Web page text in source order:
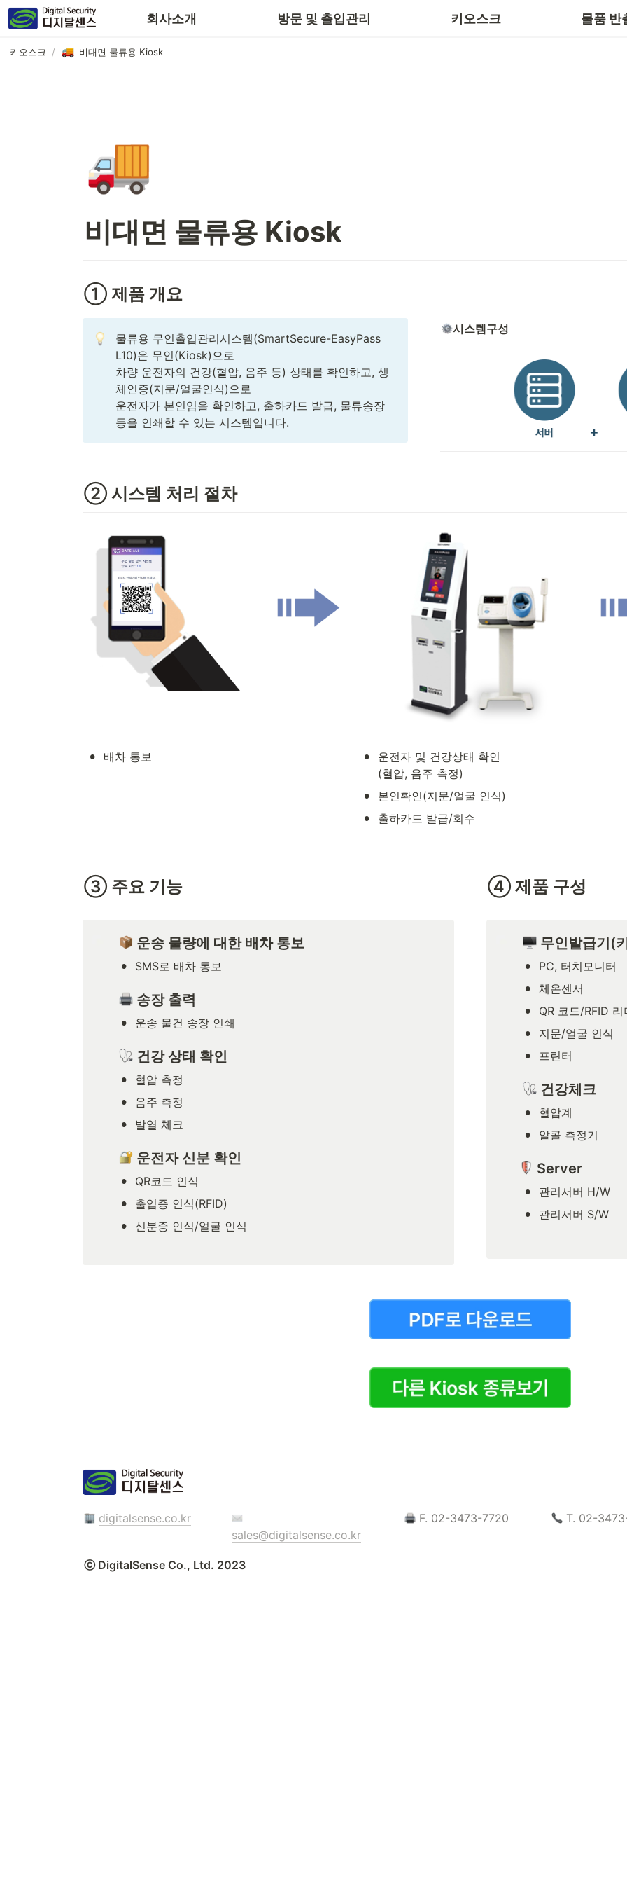
회사소개 방문 및 출입관리 키오스크 물품 반
키오스크 / 비대면 물류용 Kiosk
안내용
🚚
비대면 물류용 Kiosk
① 제품 개요
물류용 무인출입관리시스템(SmartSecure-EasyPass
L10)은 무인(Kiosk)으로
차량 운전자의 건강(혈압, 음주 등) 상태를 확인하고, 생
체인증(지문/얼굴인식)으로
운전자가 본인임을 확인하고, 출하카드 발급, 물류송장
등을 인쇄할 수 있는 시스템입니다.
시스템구성
② 시스템 처리 절차
• 배차 통보 •
운전자 및 건강상태 확인
(혈압, 음주 측정)
• 본인확인(지문/얼굴 인식)
• 출하카드 발급/회수
③ 주요 기능 ④ 제품 구성
운송 물량에 대한 배차 통보
• SMS로 배차 통보
송장 출력
• 운송 물건 송장 인쇄
건강 상태 확인
• 혈압 측정
• 음주 측정
• 발열 체크
운전자 신분 확인
• QR코드 인식
• 출입증 인식(RFID)
• 신분증 인식/얼굴 인식
무인발급기(
• PC, 터치모니터
• 체온센서
• QR 코드/RFID 리
• 지문/얼굴 인식
• 프린터
건강체크
• 혈압계
• 알콜 측정기
Server
• 관리서버 H/W
• 관리서버 S/W
digitalsense.co.kr
sales@digitalsense.co.kr
F. 02-3473-7720 T. 02-
ⓒ DigitalSense Co., Ltd. 2023